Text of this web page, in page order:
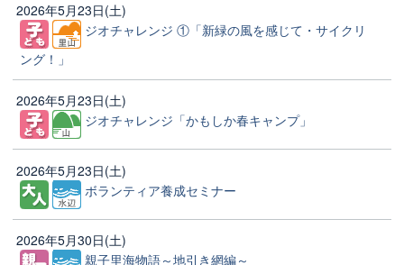
2026年5月23日(土)
ジオチャレンジ ①「新緑の風を感じて・サイクリ
ング！」
2026年5月23日(土)
ジオチャレンジ「かもしか春キャンプ」
2026年5月23日(土)
ボランティア養成セミナー
2026年5月30日(土)
親子里海物語～地引き網編～